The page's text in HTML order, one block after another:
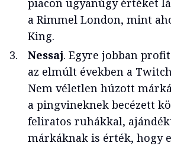
piacon ugyanúgy értéket
a Rimmel London, mint
King.
Nessaj. Egyre jobban
az elmúlt években a
Nem véletlen húzott
a pingvineknek becézett
feliratos ruhákkal,
márkáknak is érték, hogy